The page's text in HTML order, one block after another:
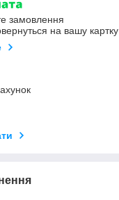
замовлення
на вашу картку